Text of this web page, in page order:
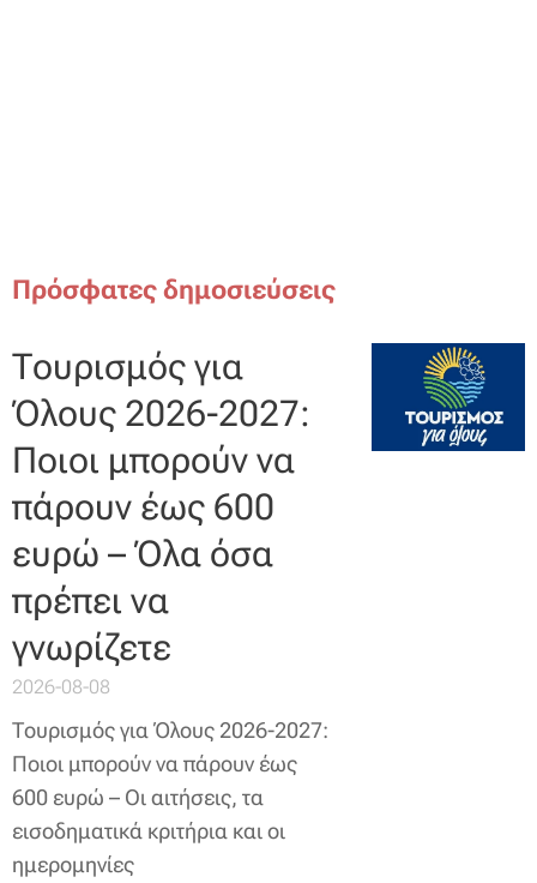
Πρόσφατες δημοσιεύσεις
Τουρισμός για
Όλους 2026-2027:
Ποιοι μπορούν να
πάρουν έως 600
ευρώ – Όλα όσα
πρέπει να
γνωρίζετε
2026-08-08
Τουρισμός για Όλους 2026-2027:
Ποιοι μπορούν να πάρουν έως
600 ευρώ – Οι αιτήσεις, τα
εισοδηματικά κριτήρια και οι
ημερομηνίες